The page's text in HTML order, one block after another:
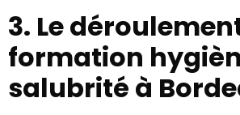
3. Le
formation
salubrité à